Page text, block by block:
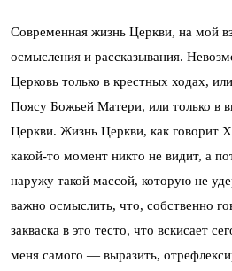
Современная жизнь Церкви, на мой
осмысления и рассказывания.
Церковь только в крестных ходах,
Поясу Божьей Матери, или только в
Церкви. Жизнь Церкви, как говорит
какой-то момент никто не видит, а
наружу такой массой, которую не
важно осмыслить, что, собственно
закваска в это тесто, что вскисает
меня самого — выразить,